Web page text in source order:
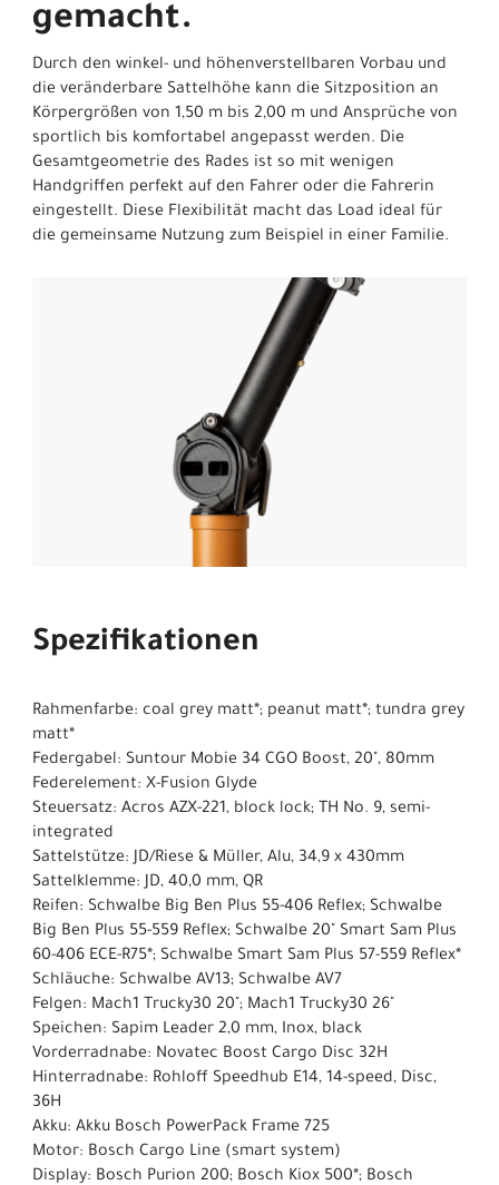
gemacht.
Durch den winkel- und höhenverstellbaren Vorbau und
die veränderbare Sattelhöhe kann die Sitzposition an
Körpergrößen von 1,50 m bis 2,00 m und Ansprüche von
sportlich bis komfortabel angepasst werden. Die
Gesamtgeometrie des Rades ist so mit wenigen
Handgriffen perfekt auf den Fahrer oder die Fahrerin
eingestellt. Diese Flexibilität macht das Load ideal für
die gemeinsame Nutzung zum Beispiel in einer Familie.
Spezifikationen
Rahmenfarbe: coal grey matt*; peanut matt*; tundra grey
matt*
Federgabel: Suntour Mobie 34 CGO Boost, 20", 80mm
Federelement: X-Fusion Glyde
Steuersatz: Acros AZX-221, block lock; TH No. 9, semi-
integrated
Sattelstütze: JD/Riese & Müller, Alu, 34,9 x 430mm
Sattelklemme: JD, 40,0 mm, QR
Reifen: Schwalbe Big Ben Plus 55-406 Reflex; Schwalbe
Big Ben Plus 55-559 Reflex; Schwalbe 20" Smart Sam Plus
60-406 ECE-R75*; Schwalbe Smart Sam Plus 57-559 Reflex*
Schläuche: Schwalbe AV13; Schwalbe AV7
Felgen: Mach1 Trucky30 20"; Mach1 Trucky30 26"
Speichen: Sapim Leader 2,0 mm, Inox, black
Vorderradnabe: Novatec Boost Cargo Disc 32H
Hinterradnabe: Rohloff Speedhub E14, 14-speed, Disc,
36H
Akku: Akku Bosch PowerPack Frame 725
Motor: Bosch Cargo Line (smart system)
Display: Bosch Purion 200; Bosch Kiox 500*; Bosch